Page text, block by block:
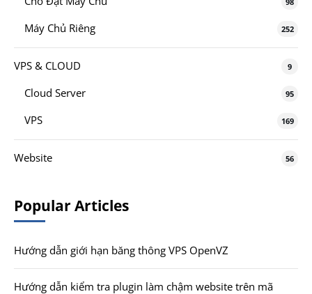
Máy Chủ Riêng 252
VPS & CLOUD 9
Cloud Server 95
VPS 169
Website 56
Popular Articles
Hướng dẫn giới hạn băng thông VPS OpenVZ
Hướng dẫn kiểm tra plugin làm chậm website trên mã